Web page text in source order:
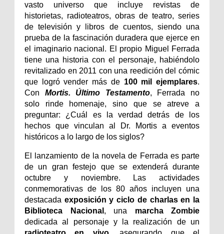
vasto universo que incluye revistas de
historietas, radioteatros, obras de teatro, series
de televisión y libros de cuentos, siendo una
prueba de la fascinación duradera que ejerce en
el imaginario nacional. El propio Miguel Ferrada
tiene una historia con el personaje, habiéndolo
revitalizado en 2011 con una reedición del cómic
que logró vender más de 100 mil ejemplares.
Con Mortis. Último Testamento, Ferrada no
solo rinde homenaje, sino que se atreve a
preguntar: ¿Cuál es la verdad detrás de los
hechos que vinculan al Dr. Mortis a eventos
históricos a lo largo de los siglos?
El lanzamiento de la novela de Ferrada es parte
de un gran festejo que se extenderá durante
octubre y noviembre. Las actividades
conmemorativas de los 80 años incluyen una
destacada exposición y ciclo de charlas en la
Biblioteca Nacional , una marcha Zombie
dedicada al personaje y la realización de un